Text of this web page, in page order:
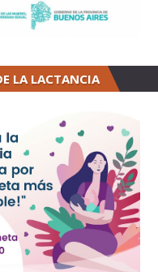
LA LACTANCIA